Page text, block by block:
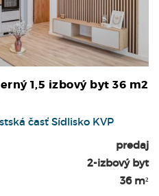
1,5 izbový byt 36 m2
časť Sídlisko KVP
predaj
2-izbový byt
36 m²